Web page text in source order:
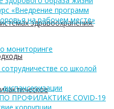
здравоохранения:
«Внедрение программ
на рабочем месте»
мониторинге
со школой
ПРОФИЛАКТИКЕ COVID-19